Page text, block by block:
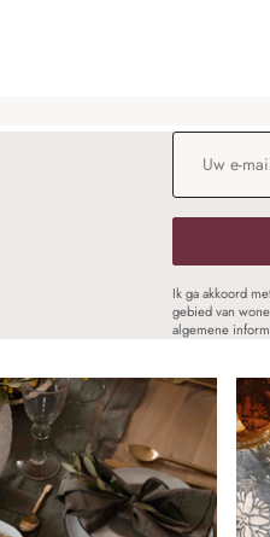
E-mailadres
Ik ga akkoord
gebied van
algemene